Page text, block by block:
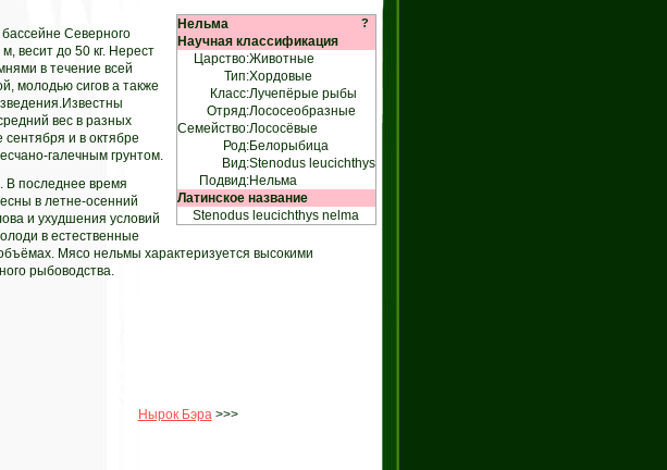
?
Нельма
Научная классификация
Царство:Животные
Тип:Хордовые
Класс:Лучепёрые рыбы
Отряд:Лососеобразные
Семейство:Лососёвые
Род:Белорыбица
Вид:Stenodus leucichthys
Подвид:Нельма
Латинское название
Stenodus leucichthys nelma
Северного
весит до 50 кг. Нерест
в течение всей
молодью сигов а также
вес в разных
сентября и в октябре
галечным грунтом.
В последнее время
в летне-осенний
и ухудшения условий
в естественные
Мясо нельмы характеризуется высокими
рыбоводства.
Нырок Бэра>>>